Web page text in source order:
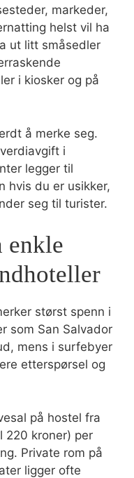
markeder,
helst vil ha
ut litt småsedler
i kiosker og på
å merke seg.
i
legger til
hvis du er usikker,
seg til turister.
enkle
størst spenn i
som San Salvador
mens i surfebyer
etterspørsel og
på hostel fra
220 kroner) per
Private rom på
ligger ofte